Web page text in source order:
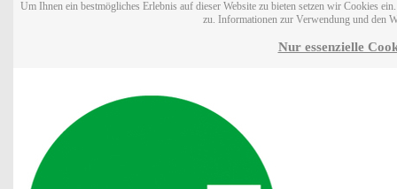
Um Ihnen ein bestmögliches Erlebnis auf dieser Website zu bieten setzen wir Cookies
zu. Informationen zur Verwendung und den
Nur essenzielle